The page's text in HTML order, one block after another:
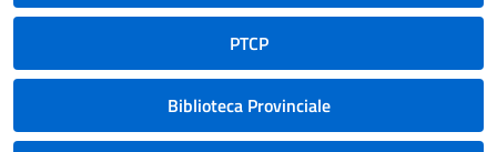
PTCP
Biblioteca Provinciale